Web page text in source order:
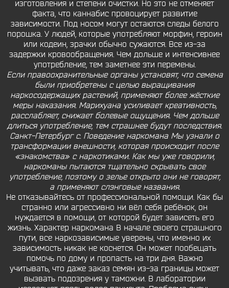
изготовления и степени очистки. Но это не отменяет
факта, что каннабис провоцирует развитие
зависимости. Под носом могут остаются следы белого
порошка. У людей, которые употребляют морфин, героин
или кодеин, зрачки обычно сужаются. Все из-за
задержки кровообращения. Чем дольше и интенсивнее
употребление, тем заметнее эти перемены.
Если правоохранительные органы установят, что семена
были приобретены с целью выращивания
наркосодержащих растений, применяют более жёсткие
меры наказания. Марихуана усиливает креативность,
расслабляет, снижает болевые ощущения. Чем дольше
длиться употребление, тем страшнее будут последствия.
Санкт-Петербург с. Поведение наркомана Мы узнали о
трансформации внешности, которая происходит после
«знакомства» с наркотиками. Как мы уже говорили,
наркоманы пытаются тщательно скрывать свое
употребление, поэтому о зелье открыто они не говорят,
а применяют слэнговые названия.
Не отказывайтесь от профессиональной помощи. Как бы
странно или агрессивно ни вёл себя ребёнок, он
нуждается в помощи, от которой будет зависеть его
жизнь. Характер наркомана В начале своего страшного
пути, все наркозависимые уверены, что именно их
зависимость никак не коснется. Он может пообещать
помочь по дому и пропасть на три дня. Важно
учитывать, что даже заказ семян из-за границы может
вызвать подозрения у таможни. В лаборатории